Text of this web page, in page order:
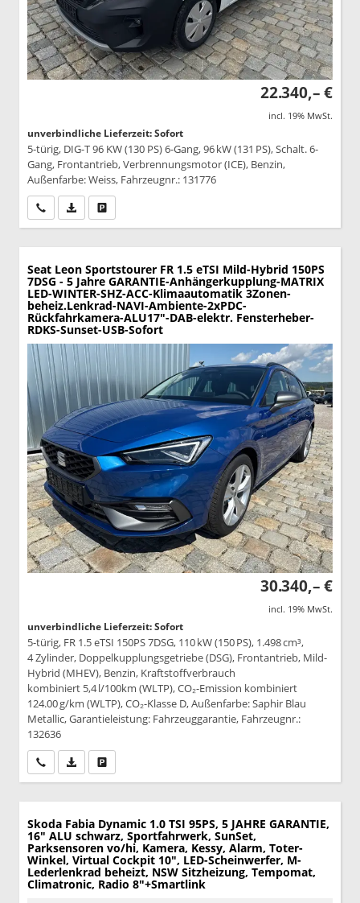
22.340,– €
incl. 19% MwSt.
unverbindliche Lieferzeit: Sofort
5-türig, DIG-T 96 KW (130 PS) 6-Gang, 96 kW (131 PS), Schalt. 6-
Gang, Frontantrieb, Verbrennungsmotor (ICE), Benzin,
Außenfarbe: Weiss, Fahrzeugnr.: 131776
Wir rufen Sie anPDF-Datei, Fahrzeugexposé drucken
Seat Leon Sportstourer FR 1.5 eTSI Mild-Hybrid 150PS
7DSG - 5 Jahre GARANTIE-Anhängerkupplung-MATRIX
LED-WINTER-SHZ-ACC-Klimaautomatik 3Zonen-
beheiz.Lenkrad-NAVI-Ambiente-2xPDC-
Rückfahrkamera-ALU17"-DAB-elektr. Fensterheber-
RDKS-Sunset-USB-Sofort
30.340,– €
incl. 19% MwSt.
unverbindliche Lieferzeit: Sofort
5-türig, FR 1.5 eTSI 150PS 7DSG, 110 kW (150 PS), 1.498 cm³,
4 Zylinder, Doppelkupplungsgetriebe (DSG), Frontantrieb, Mild-
Hybrid (MHEV), Benzin, Kraftstoffverbrauch
kombiniert 5,4 l/100km (WLTP), CO₂-Emission kombiniert
124.00 g/km (WLTP), CO₂-Klasse D, Außenfarbe: Saphir Blau
Metallic, Garantieleistung: Fahrzeuggarantie, Fahrzeugnr.:
132636
Wir rufen Sie anPDF-Datei, Fahrzeugexposé drucken
Skoda Fabia Dynamic 1.0 TSI 95PS, 5 JAHRE GARANTIE,
16" ALU schwarz, Sportfahrwerk, SunSet,
Parksensoren vo/hi, Kamera, Kessy, Alarm, Toter-
Winkel, Virtual Cockpit 10", LED-Scheinwerfer, M-
Lederlenkrad beheizt, NSW Sitzheizung, Tempomat,
Climatronic, Radio 8"+Smartlink